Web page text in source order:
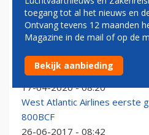
WEST
Belangenvereniging ERA
leden
17-04-2020 - 08:20
West Atlantic Airlines eerste
800BCF
26-06-2017 - 08:42
toegang tot al het nieuws en
Ontvang tevens 12 maanden
Magazine in de mail of op de
Bekijk aanbieding